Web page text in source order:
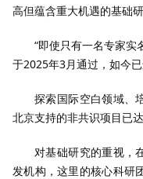
高但蕴含重大机遇的基础研
“即使只有一名专家实
于2025年3月通过，如今
探索国际空白领域、
北京支持的非共识项目已
对基础研究的重视，
发机构，这里的核心科研